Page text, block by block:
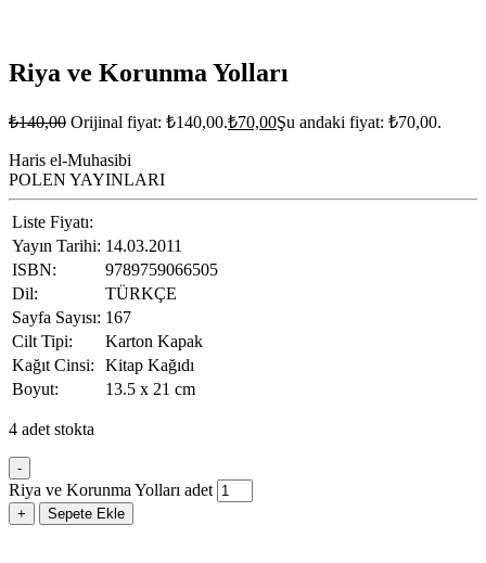
Riya ve Korunma Yolları
₺140,00 Orijinal fiyat: ₺140,00.₺70,00Şu andaki fiyat: ₺70,00.
Haris el-Muhasibi
POLEN YAYINLARI
Liste Fiyatı:
Yayın Tarihi: 14.03.2011
ISBN:
9789759066505
Dil:
TÜRKÇE
Sayfa Sayısı: 167
Cilt Tipi:
Karton Kapak
Kağıt Cinsi:
Kitap Kağıdı
Boyut:
13.5 x 21 cm
4 adet stokta
-
Riya ve Korunma Yolları adet
+ Sepete Ekle